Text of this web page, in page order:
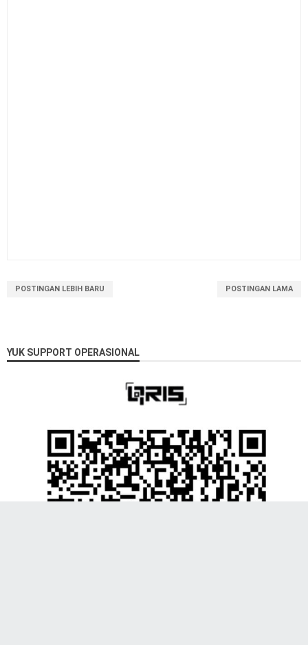
POSTINGAN LEBIH BARU POSTINGAN LAMA
YUK SUPPORT OPERASIONAL